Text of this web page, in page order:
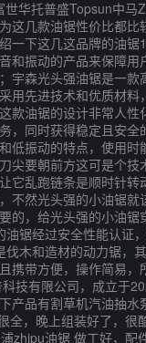
华托普盛Topsun中马
这几款油锯性价比都
一下这几这品牌的油
和振动的产品来保障用
宇森光头强油锯是一款
用先进技术和优质材
款油锯的设计非常人性
，同时获得稳定且安全
低振动的特点，使用
尖要朝前方这可是个技
它乱跑链条是顺时针转
不然光头强的小油锯就
的，给光头强的小油锯
油锯经过安全性能认证
伐木和造材的动力锯，
携带方便，操作简易，
技有限公司，成立于
产品有割草机汽油抽水
全，晚上组装好了，很
zhipu油锯 做工好，配